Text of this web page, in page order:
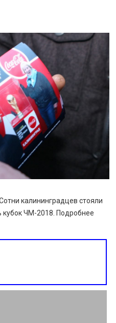
калининградцев стояли
кубок ЧМ-2018. Подробнее